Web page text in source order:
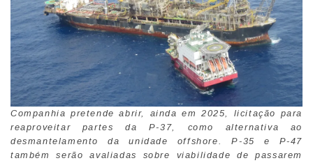
Companhia pretende abrir, ainda em 2025, licitação para
reaproveitar partes da P-37, como alternativa ao
desmantelamento da unidade offshore. P-35 e P-47
também serão avaliadas sobre viabilidade de passarem